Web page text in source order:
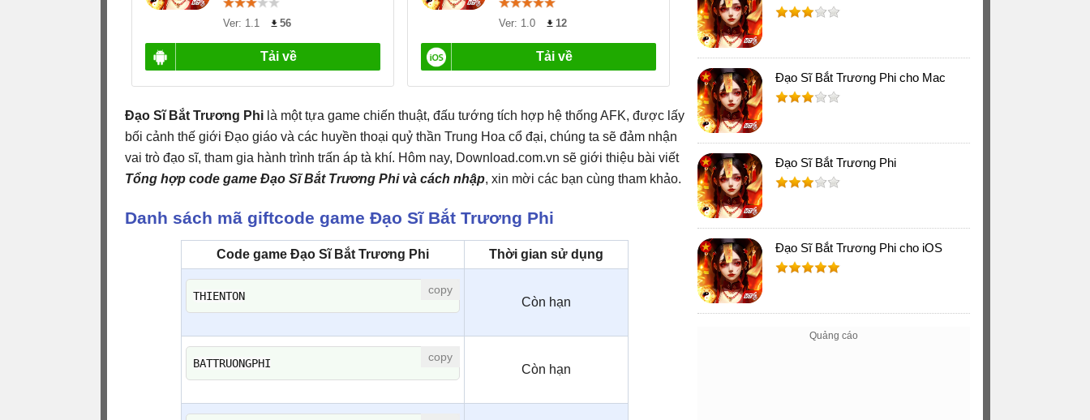
Đạo Sĩ Bắt Trương Phi là một tựa game chiến thuật, đấu tướng tích hợp hệ thống AFK, được lấy
bối cảnh thế giới Đạo giáo và các huyền thoại quỷ thần Trung Hoa cổ đại, chúng ta sẽ đảm nhận
vai trò đạo sĩ, tham gia hành trình trấn áp tà khí. Hôm nay, Download.com.vn sẽ giới thiệu bài viết
Tổng hợp code game Đạo Sĩ Bắt Trương Phi và cách nhập, xin mời các bạn cùng tham khảo.
Danh sách mã giftcode game Đạo Sĩ Bắt Trương Phi
Code game Đạo Sĩ Bắt Trương Phi Thời gian sử dụng
THIENTON Còn hạn
BATTRUONGPHI Còn hạn
Đạo Sĩ Bắt Trương Phi cho Mac
Đạo Sĩ Bắt Trương Phi
Đạo Sĩ Bắt Trương Phi cho iOS